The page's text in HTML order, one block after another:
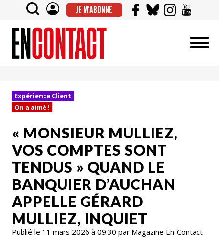
JE M'ABONNE
Expérience Client
On a aimé !
« MONSIEUR MULLIEZ,
VOS COMPTES SONT
TENDUS » QUAND LE
BANQUIER D’AUCHAN
APPELLE GÉRARD
MULLIEZ, INQUIET
Publié le 11 mars 2026 à 09:30 par Magazine En-Contact